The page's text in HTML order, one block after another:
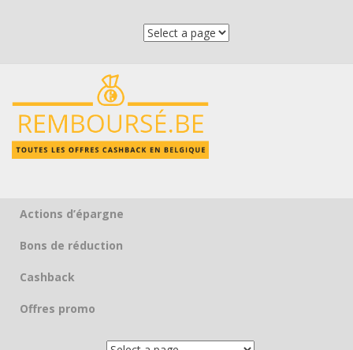
Skip to content
Actions d’épargne
Bons de réduction
Cashback
Offres promo